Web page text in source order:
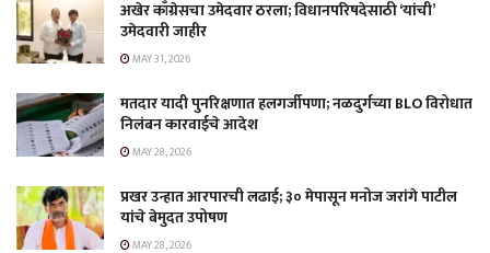
अखेर काँग्रेसचा उमेदवार ठरला; विधानपरिषदेसाठी ‘यांची’
उमेदवारी जाहीर
MAY 31, 2026
मतदार यादी पुनरिक्षणात हलगर्जीपणा; नळदुर्गच्या BLO विरोधात
निलंबन कारवाईचे आदेश
MAY 28, 2026
प्रखर उन्हात आरपारची लढाई; ३० मेपासून मनोज जरांगे पाटील
यांचे बेमुदत उपोषण
MAY 28, 2026